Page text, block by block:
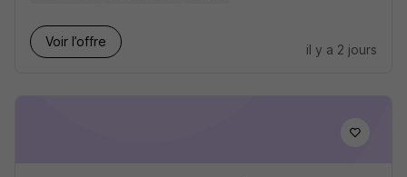
Voir l’offre
il y a 2 jours